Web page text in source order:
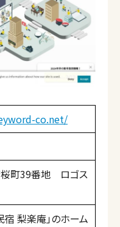
co.net/
町39番地 ロゴス
宿 梨楽庵」のホーム